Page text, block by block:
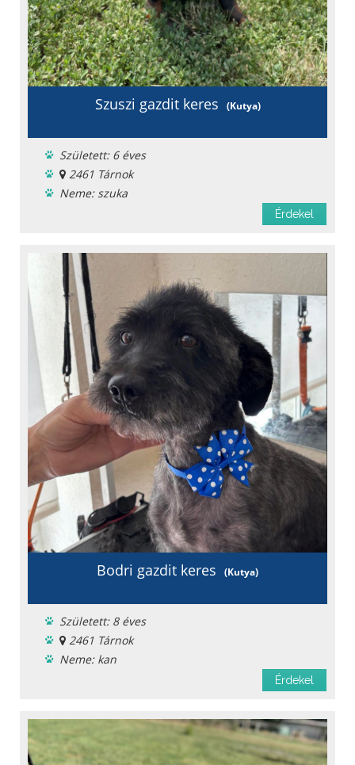
Szuszi gazdit keres (Kutya)
Született: 6 éves
2461 Tárnok
Neme: szuka
Féreghajtva
Chipje van
Oltási könyv
Fajta: Tacskó
Érdekel
Bodri gazdit keres (Kutya)
Született: 8 éves
2461 Tárnok
Neme: kan
Féreghajtva
Chipje van
Oltási könyv
Érdekel